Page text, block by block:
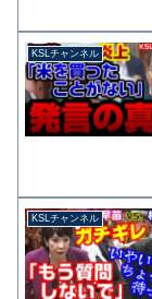
KSLチャンネル
KSLチャンネル